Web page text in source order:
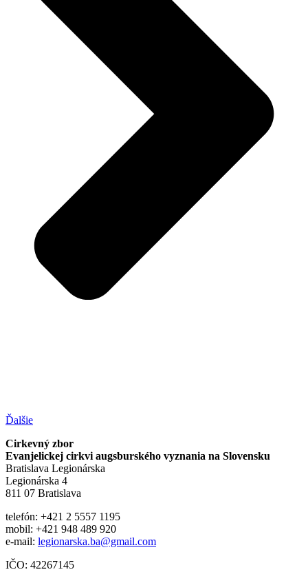
Ďalšie
Cirkevný zbor
Evanjelickej cirkvi augsburského vyznania na Slovensku
Bratislava Legionárska
Legionárska 4
811 07 Bratislava
telefón: +421 2 5557 1195
mobil: +421 948 489 920
e-mail: legionarska.ba@gmail.com
IČO: 42267145